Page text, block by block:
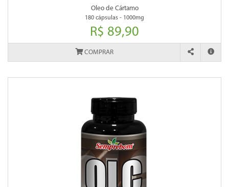
Oleo de Cártamo
180 cápsulas - 1000mg
R$ 89,90
COMPRAR